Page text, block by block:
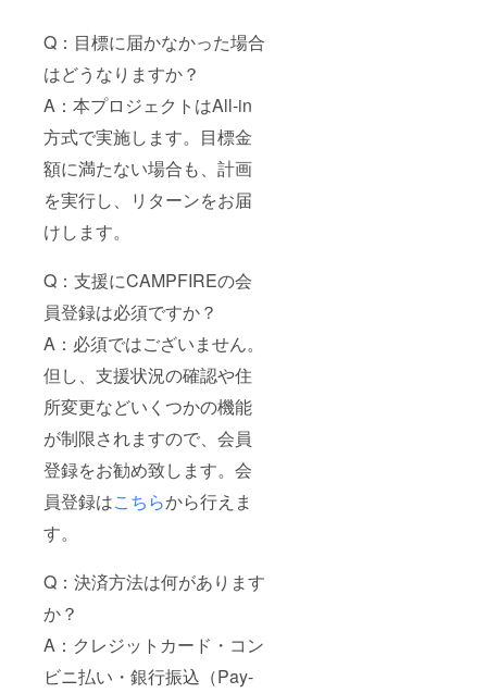
Q：目標に届かなかった場合
はどうなりますか？
A：本プロジェクトはAll-in
方式で実施します。目標金
額に満たない場合も、計画
を実行し、リターンをお届
けします。
Q：支援にCAMPFIREの会
員登録は必須ですか？
A：必須ではございません。
但し、支援状況の確認や住
所変更などいくつかの機能
が制限されますので、会員
登録をお勧め致します。会
員登録はこちらから行えま
す。
Q：決済方法は何があります
か？
A：クレジットカード・コン
ビニ払い・銀行振込（Pay-